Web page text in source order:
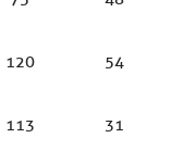
120 54
113 31